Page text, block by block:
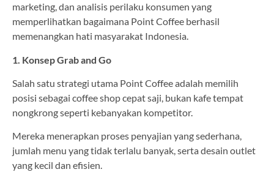
marketing, dan analisis perilaku konsumen yang
memperlihatkan bagaimana Point Coffee berhasil
memenangkan hati masyarakat Indonesia.
1. Konsep Grab and Go
Salah satu strategi utama Point Coffee adalah memilih
posisi sebagai coffee shop cepat saji, bukan kafe tempat
nongkrong seperti kebanyakan kompetitor.
Mereka menerapkan proses penyajian yang sederhana,
jumlah menu yang tidak terlalu banyak, serta desain outlet
yang kecil dan efisien.